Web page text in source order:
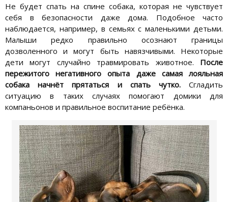
Не будет спать на спине собака, которая не чувствует
себя в безопасности даже дома. Подобное часто
наблюдается, например, в семьях с маленькими детьми.
Малыши редко правильно осознают границы
дозволенного и могут быть навязчивыми. Некоторые
дети могут случайно травмировать животное. После
пережитого негативного опыта даже самая лояльная
собака начнёт прятаться и спать чутко.Сгладить
ситуацию в таких случаях помогают домики для
компаньонов и правильное воспитание ребёнка.